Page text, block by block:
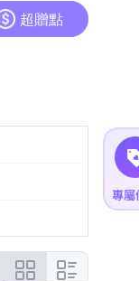
超贈點